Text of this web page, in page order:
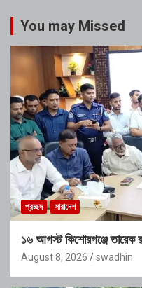
You may Missed
প্রচ্ছদ সারাদেশ
১৬ আগস্ট কিশোরগঞ্জে তারেক
August 8, 2026 swadhin